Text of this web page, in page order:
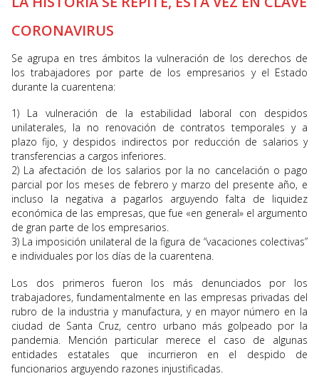
CORONAVIRUS
Se agrupa en tres ámbitos la vulneración de los derechos de
los trabajadores por parte de los empresarios y el Estado
durante la cuarentena:
1) La vulneración de la estabilidad laboral con despidos
unilaterales, la no renovación de contratos temporales y a
plazo fijo, y despidos indirectos por reducción de salarios y
transferencias a cargos inferiores.
2) La afectación de los salarios por la no cancelación o pago
parcial por los meses de febrero y marzo del presente año, e
incluso la negativa a pagarlos arguyendo falta de liquidez
económica de las empresas, que fue «en general» el argumento
de gran parte de los empresarios.
3) La imposición unilateral de la figura de “vacaciones colectivas”
e individuales por los días de la cuarentena.
Los dos primeros fueron los más denunciados por los
trabajadores, fundamentalmente en las empresas privadas del
rubro de la industria y manufactura, y en mayor número en la
ciudad de Santa Cruz, centro urbano más golpeado por la
pandemia. Mención particular merece el caso de algunas
entidades estatales que incurrieron en el despido de
funcionarios arguyendo razones injustificadas.